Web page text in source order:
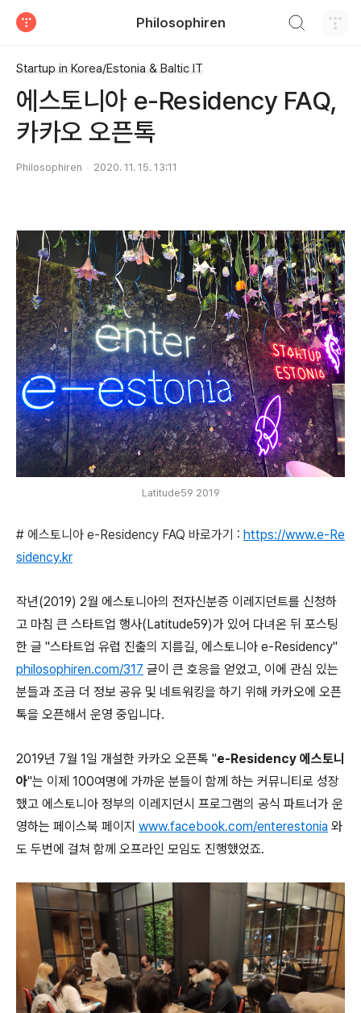
Philosophiren
Startup in Korea/Estonia & Baltic IT
에스토니아 e-Residency FAQ,
카카오 오픈톡
Philosophiren 2020. 11. 15. 13:11
Latitude59 2019
# 에스토니아 e-Residency FAQ 바로가기 : https://www.e-Re
sidency.kr
작년(2019) 2월 에스토니아의 전자신분증 이레지던트를 신청하
고 마침 큰 스타트업 행사(Latitude59)가 있어 다녀온 뒤 포스팅
한 글 "스타트업 유럽 진출의 지름길, 에스토니아 e-Residency"
philosophiren.com/317 글이 큰 호응을 얻었고, 이에 관심 있는
분들과 조금 더 정보 공유 및 네트워킹을 하기 위해 카카오에 오픈
톡을 오픈해서 운영 중입니다.
2019년 7월 1일 개설한 카카오 오픈톡 "e-Residency 에스토니
아"는 이제 100여명에 가까운 분들이 함께 하는 커뮤니티로 성장
했고 에스토니아 정부의 이레지던시 프로그램의 공식 파트너가 운
영하는 페이스북 페이지 www.facebook.com/enterestonia 와
도 두번에 걸쳐 함께 오프라인 모임도 진행했었죠.